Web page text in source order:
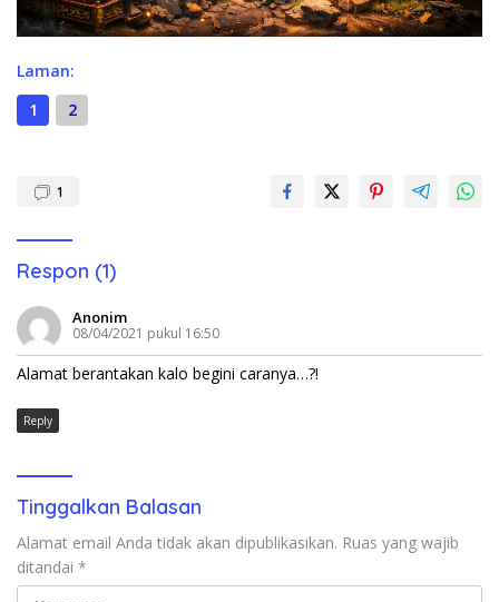
Laman:
1
2
1
Respon (1)
Anonim
08/04/2021 pukul 16:50
Alamat berantakan kalo begini caranya…?!
Reply
Tinggalkan Balasan
Alamat email Anda tidak akan dipublikasikan. Ruas yang wajib
ditandai *